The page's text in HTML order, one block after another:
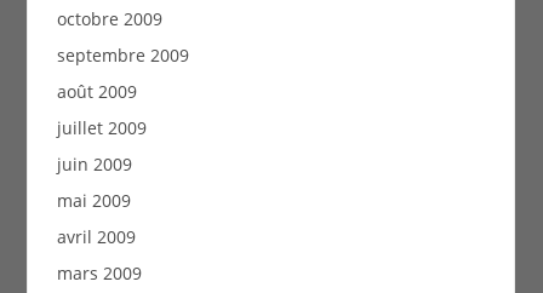
octobre 2009
septembre 2009
août 2009
juillet 2009
juin 2009
mai 2009
avril 2009
mars 2009